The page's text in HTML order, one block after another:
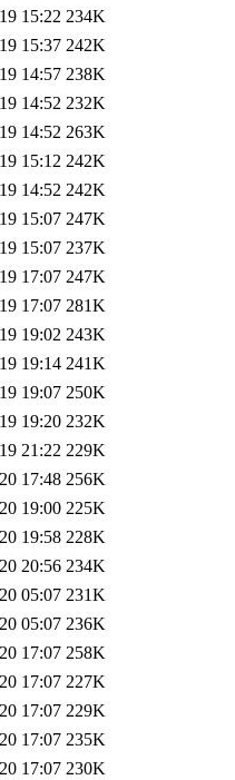
15:22 234K
15:37 242K
14:57 238K
14:52 232K
14:52 263K
15:12 242K
14:52 242K
15:07 247K
15:07 237K
17:07 247K
17:07 281K
19:02 243K
19:14 241K
19:07 250K
19:20 232K
21:22 229K
17:48 256K
19:00 225K
19:58 228K
20:56 234K
05:07 231K
05:07 236K
17:07 258K
17:07 227K
17:07 229K
17:07 235K
17:07 230K